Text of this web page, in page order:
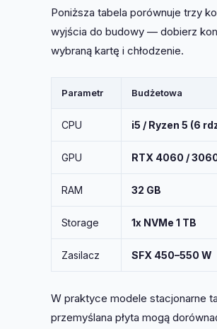
Poniższa tabela porównuje trzy
wyjścia do budowy — dobierz
wybraną kartę i chłodzenie.
Parametr Budżetowa
CPU i5 / Ryzen 5 (6
GPU RTX 4060 /
RAM 32 GB
Storage 1x NVMe 1 TB
Zasilacz SFX 450–550 W
W praktyce modele stacjonarne
przemyślana płyta mogą